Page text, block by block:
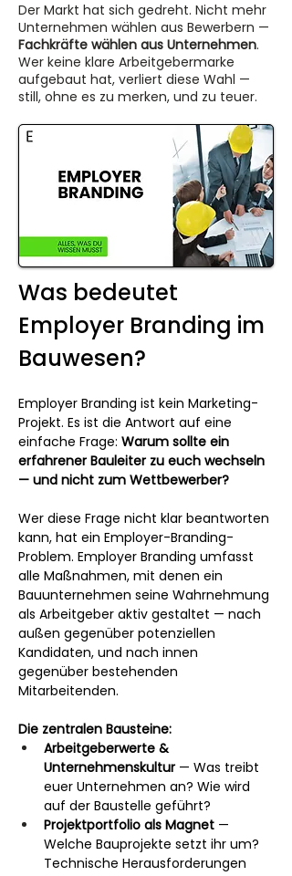
Der Markt hat sich gedreht. Nicht mehr
Unternehmen wählen aus Bewerbern —
Fachkräfte wählen aus Unternehmen.
Wer keine klare Arbeitgebermarke
aufgebaut hat, verliert diese Wahl —
still, ohne es zu merken, und zu teuer.
Was bedeutet
Employer Branding im
Bauwesen?
Employer Branding ist kein Marketing-
Projekt. Es ist die Antwort auf eine
einfache Frage: Warum sollte ein
erfahrener Bauleiter zu euch wechseln
— und nicht zum Wettbewerber?
Wer diese Frage nicht klar beantworten
kann, hat ein Employer-Branding-
Problem. Employer Branding umfasst
alle Maßnahmen, mit denen ein
Bauunternehmen seine Wahrnehmung
als Arbeitgeber aktiv gestaltet — nach
außen gegenüber potenziellen
Kandidaten, und nach innen
gegenüber bestehenden
Mitarbeitenden.
Die zentralen Bausteine:
Arbeitgeberwerte &
Unternehmenskultur — Was treibt
euer Unternehmen an? Wie wird
auf der Baustelle geführt?
Projektportfolio als Magnet —
Welche Bauprojekte setzt ihr um?
Technische Herausforderungen